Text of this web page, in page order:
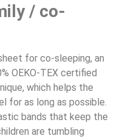
/ co-
for co-sleeping, an
OEKO-TEX certified
which helps the
for as long as possible.
bands that keep the
are tumbling